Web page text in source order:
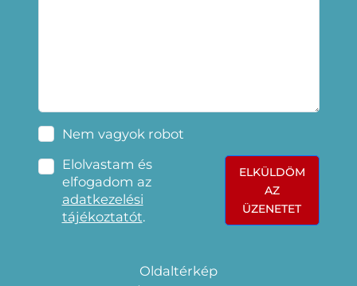
Nem vagyok robot
Elolvastam és
elfogadom az
adatkezelési
tájékoztatót.
ELKÜLDÖM
AZ
ÜZENETET
Oldaltérkép